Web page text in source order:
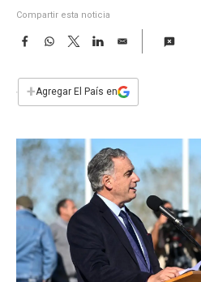
Compartir esta noticia
F
e
b
k
W
s
p
T
w
t
L
n
E
i
l
+Agregar El País en